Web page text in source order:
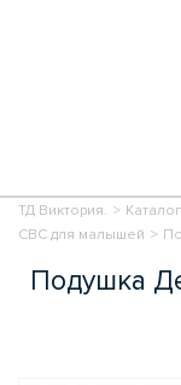
ТД Виктория. > Каталог.
СВС для малышей >
Подушка